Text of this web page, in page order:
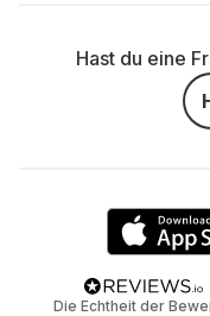
Hast du eine
Die Echtheit der